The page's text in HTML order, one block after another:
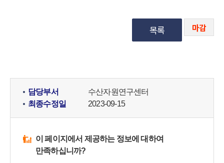
목록 마감
담당부서
수산자원연구센터
최종수정일
2023-09-15
이 페이지에서 제공하는 정보에 대하여
만족하십니까?